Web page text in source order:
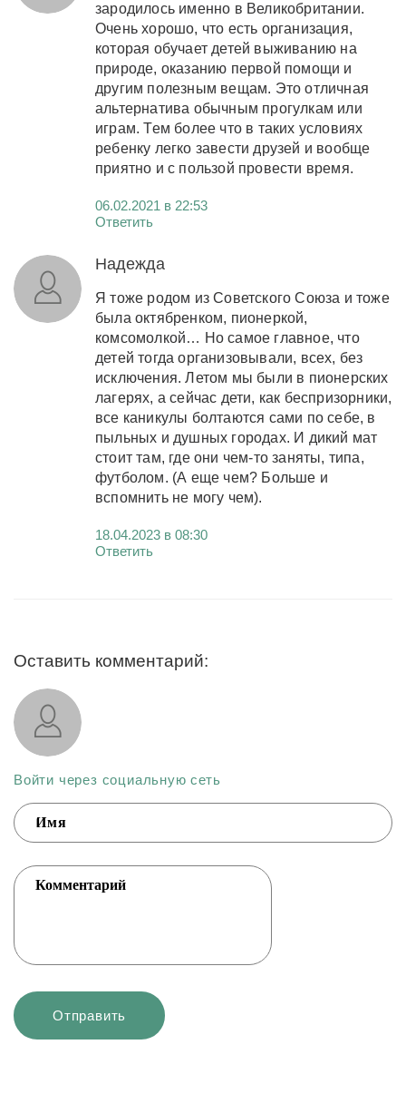
зародилось именно в Великобритании.
Очень хорошо, что есть организация,
которая обучает детей выживанию на
природе, оказанию первой помощи и
другим полезным вещам. Это отличная
альтернатива обычным прогулкам или
играм. Тем более что в таких условиях
ребенку легко завести друзей и вообще
приятно и с пользой провести время.
06.02.2021 в 22:53
Ответить
Надежда
Я тоже родом из Советского Союза и тоже
была октябренком, пионеркой,
комсомолкой… Но самое главное, что
детей тогда организовывали, всех, без
исключения. Летом мы были в пионерских
лагерях, а сейчас дети, как беспризорники,
все каникулы болтаются сами по себе, в
пыльных и душных городах. И дикий мат
стоит там, где они чем-то заняты, типа,
футболом. (А еще чем? Больше и
вспомнить не могу чем).
18.04.2023 в 08:30
Ответить
Оставить комментарий:
Войти через социальную сеть